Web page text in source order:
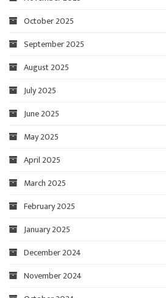
October 2025
September 2025
August 2025
July 2025
June 2025
May 2025
April 2025
March 2025
February 2025
January 2025
December 2024
November 2024